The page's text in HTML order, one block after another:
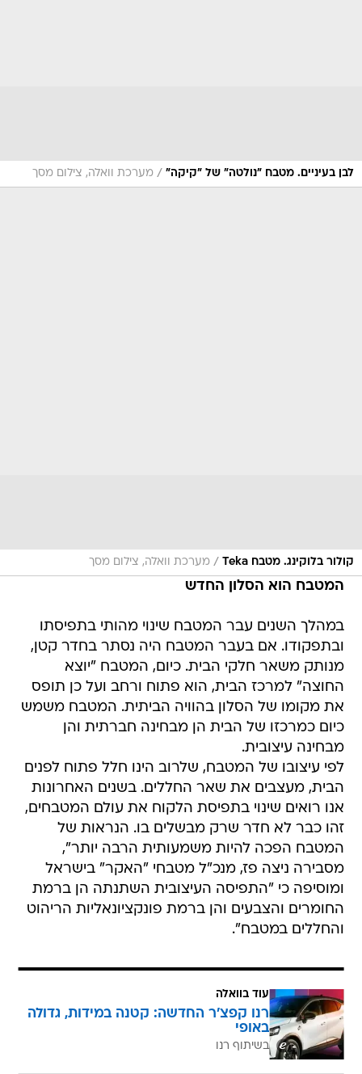
לבן בעיניים. מטבח "נולטה" של "קיקה" / מערכת וואלה, צילום מסך
קולור בלוקינג. מטבח Teka / מערכת וואלה, צילום מסך
המטבח הוא הסלון החדש
במהלך השנים עבר המטבח שינוי מהותי בתפיסתו
ובתפקודו. אם בעבר המטבח היה נסתר בחדר קטן,
מנותק משאר חלקי הבית. כיום, המטבח "יוצא
החוצה" למרכז הבית, הוא פתוח ורחב ועל כן תופס
את מקומו של הסלון בהוויה הביתית. המטבח משמש
כיום כמרכזו של הבית הן מבחינה חברתית והן
מבחינה עיצובית.
לפי עיצובו של המטבח, שלרוב הינו חלל פתוח לפנים
הבית, מעצבים את שאר החללים. בשנים האחרונות
אנו רואים שינוי בתפיסת הלקוח את עולם המטבחים,
זהו כבר לא חדר שרק מבשלים בו. הנראות של
המטבח הפכה להיות משמעותית הרבה יותר",
מסבירה ניצה פז, מנכ"ל מטבחי "האקר" בישראל
ומוסיפה כי "התפיסה העיצובית השתנתה הן ברמת
החומרים והצבעים והן ברמת פונקציונאליות הריהוט
והחללים במטבח".
עוד בוואלה
רנו קפצ'ר החדשה: קטנה במידות, גדולה
באופי
בשיתוף רנו